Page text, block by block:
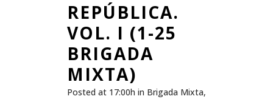
REPÚBLICA.
VOL. I (1-25
BRIGADA
MIXTA)
Posted at 17:00h in Brigada Mixta,